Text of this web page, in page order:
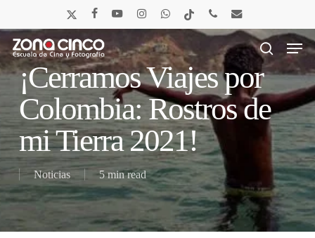
main
content
x-
facebookyoutubeinstagramwhatsapptiktok phone email
search
Menu
¡Cerramos Viajes por
Colombia: Rostros de
mi Tierra 2021!
Noticias 5 min read